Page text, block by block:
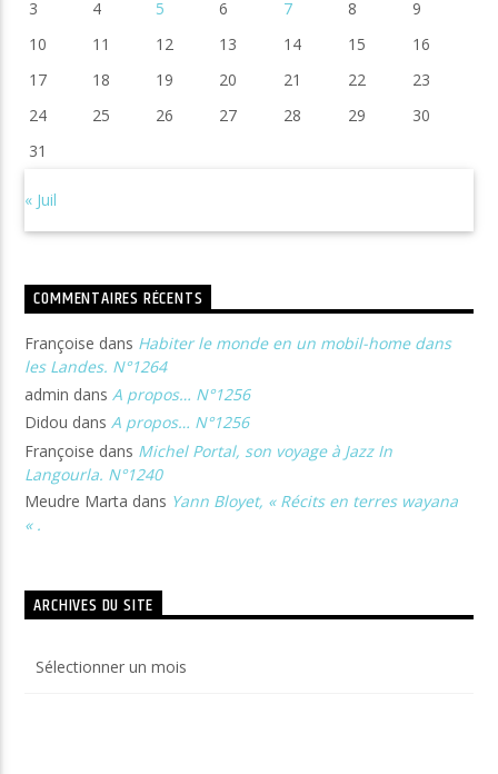
3 4 5 6 7 8
9
10
11 12 13 14 15
16
17
18 19 20 21 22
23
24
25 26 27 28 29
30
31
« Juil
COMMENTAIRES RÉCENTS
Françoise dans Habiter le monde en un mobil-home dans
les Landes. N°1264
admin dansA propos… N°1256
Didou dansA propos… N°1256
Françoise dans Michel Portal, son voyage à Jazz In
Langourla. N°1240
Meudre Marta dans Yann Bloyet, « Récits en terres wayana
« .
ARCHIVES DU SITE
du